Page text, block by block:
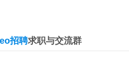
招聘求职与交流群